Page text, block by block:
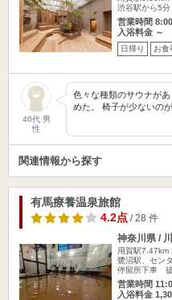
渋谷駅から5分
営業時間
入浴料金 ～
日帰り お食
40代 男
性
色々な種類のサウナが
めた。 椅子が少ないの
関連情報から探す
有馬療養温泉旅館
4.2点/ 28 件
神奈川県 /
用賀駅7.47km
鷺沼駅、セン
停留所下車
営業時間
入浴料金